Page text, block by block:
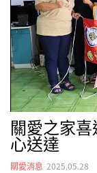
家，接住移工媽
關愛之家
心送達
關愛消息 2025.05.28